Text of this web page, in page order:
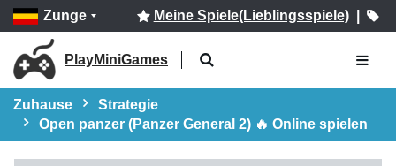
Zunge Meine Spiele(Lieblingsspiele)|
PlayMiniGames
Zuhause
Strategie
Open panzer (Panzer General 2) 🔥 Online spielen